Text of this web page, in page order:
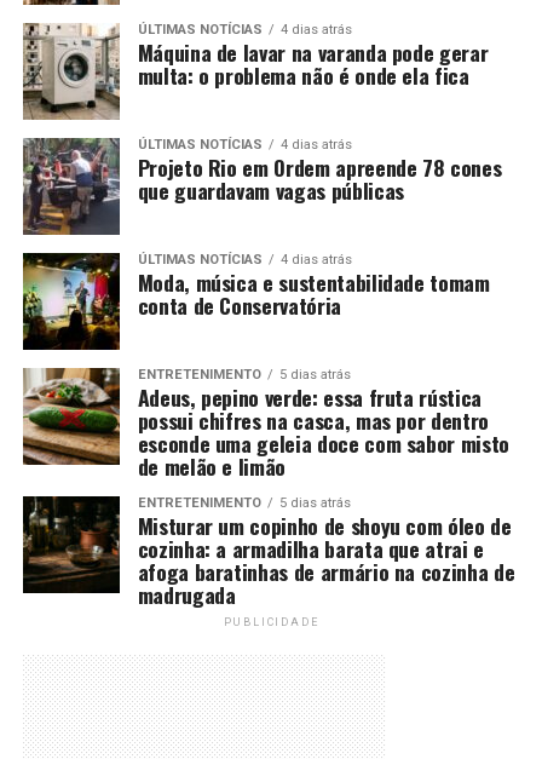
ÚLTIMAS NOTÍCIAS 4 dias atrás
Máquina de lavar na varanda pode gerar
multa: o problema não é onde ela fica
ÚLTIMAS NOTÍCIAS 4 dias atrás
Projeto Rio em Ordem apreende 78 cones
que guardavam vagas públicas
ÚLTIMAS NOTÍCIAS 4 dias atrás
Moda, música e sustentabilidade tomam
conta de Conservatória
ENTRETENIMENTO 5 dias atrás
Adeus, pepino verde: essa fruta rústica
possui chifres na casca, mas por dentro
esconde uma geleia doce com sabor misto
de melão e limão
ENTRETENIMENTO 5 dias atrás
Misturar um copinho de shoyu com óleo de
cozinha: a armadilha barata que atrai e
afoga baratinhas de armário na cozinha de
madrugada
PUBLICIDADE